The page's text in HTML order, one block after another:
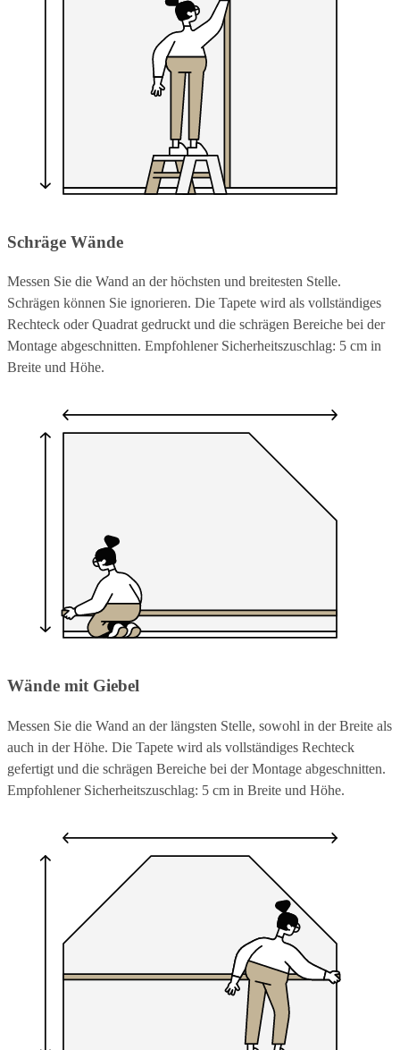
Schräge Wände
Messen Sie die Wand an der höchsten und breitesten Stelle.
Schrägen können Sie ignorieren. Die Tapete wird als vollständiges
Rechteck oder Quadrat gedruckt und die schrägen Bereiche bei der
Montage abgeschnitten. Empfohlener Sicherheitszuschlag: 5 cm in
Breite und Höhe.
Wände mit Giebel
Messen Sie die Wand an der längsten Stelle, sowohl in der Breite als
auch in der Höhe. Die Tapete wird als vollständiges Rechteck
gefertigt und die schrägen Bereiche bei der Montage abgeschnitten.
Empfohlener Sicherheitszuschlag: 5 cm in Breite und Höhe.